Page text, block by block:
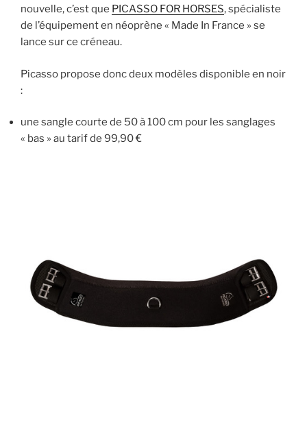
nouvelle, c’est que PICASSO FOR HORSES, spécialiste
de l’équipement en néoprène « Made In France » se
lance sur ce créneau.
Picasso propose donc deux modèles disponible en noir
:
une sangle courte de 50 à 100 cm pour les sanglages
« bas » au tarif de 99,90 €